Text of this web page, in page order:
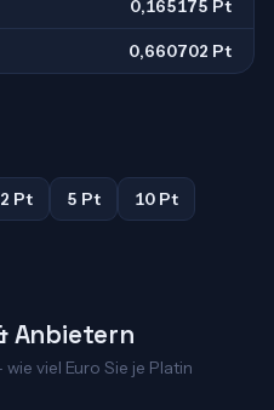
0,165175 Pt
0,660702 Pt
2 Pt 5 Pt
10 Pt
Anbietern
viel Euro Sie je Platin